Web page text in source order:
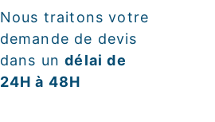
Nous traitons votre
demande de devis
dans undélai de
24H à 48H